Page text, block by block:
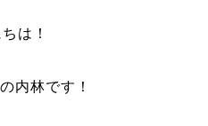
は！
内林です！